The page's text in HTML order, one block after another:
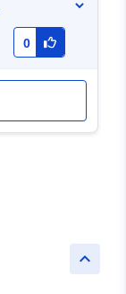
0
keyboard_arrow_up